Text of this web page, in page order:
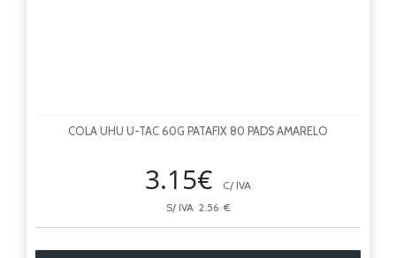
COLA UHU U-TAC 60G PATAFIX 80 PADS AMARELO
3.15€
C/ IVA
S/ IVA 2.56 €